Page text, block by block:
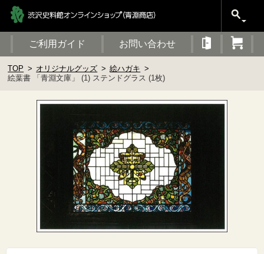
ご利用ガイド お問い合わせ
TOP オリジナルグッズ
絵ハガキ
絵葉書 「青淵文庫」 (1) ステンドグラス (1枚)